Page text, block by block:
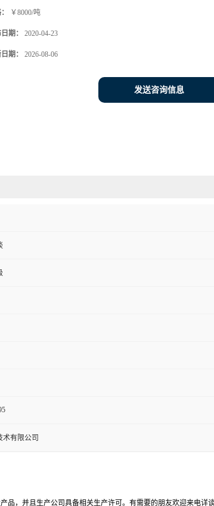
￥8000/吨
期： 2020-04-23
期： 2026-08-06
发送咨询信息
有限公司
，并且生产公司具备相关生产许可。有需要的朋友欢迎来电详谈